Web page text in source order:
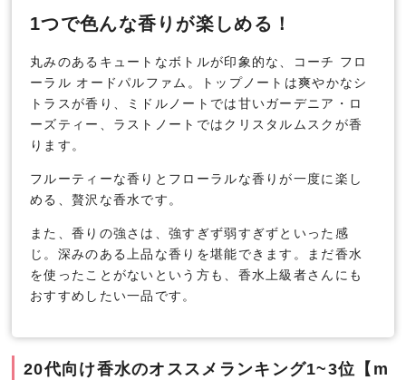
1つで色んな香りが楽しめる！
丸みのあるキュートなボトルが印象的な、コーチ フロ
ーラル オードパルファム。トップノートは爽やかなシ
トラスが香り、ミドルノートでは甘いガーデニア・ロ
ーズティー、ラストノートではクリスタルムスクが香
ります。
フルーティーな香りとフローラルな香りが一度に楽し
める、贅沢な香水です。
また、香りの強さは、強すぎず弱すぎずといった感
じ。深みのある上品な香りを堪能できます。まだ香水
を使ったことがないという方も、香水上級者さんにも
おすすめしたい一品です。
20代向け香水のオススメランキング1~3位【m